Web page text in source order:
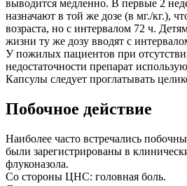
выводится медленно. В первые 2
назначают в той же дозе (в мг./кг.),
возраста, но с интервалом 72 ч.
жизни ту же дозу вводят с
У пожилых пациентов при
недостаточности препарат
Капсулы следует проглатывать
Побочное действие
Наиболее часто встречались
были зарегистрированы в
флуконазола.
Со стороны ЦНС: головная боль.